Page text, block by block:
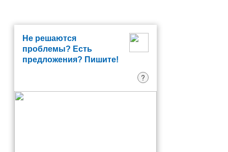
Не решаются
проблемы? Есть
предложения? Пишите!
?